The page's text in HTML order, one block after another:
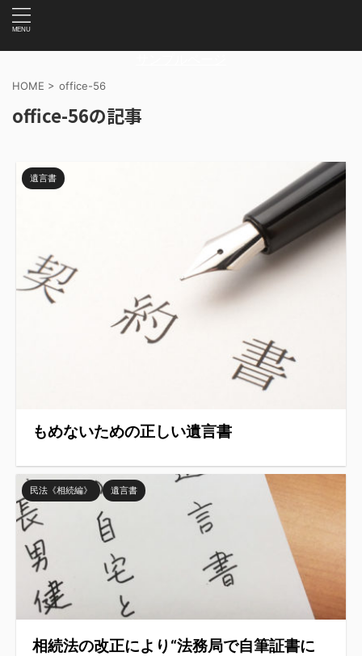
HOME > office-56
office-56の記事
遺言書
もめないための正しい遺言書
民法《相続編》 遺言書
相続法の改正により“法務局で自筆証書に